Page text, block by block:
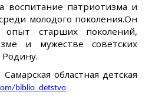
воспитание патриотизма и
молодого поколения.Он
опыт старших поколений,
и мужестве советских
областная детская
biblio_detstvo